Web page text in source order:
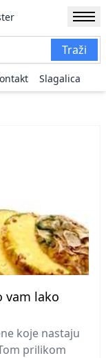
Traži
Slagalica
vam lako
koje nastaju
prilikom